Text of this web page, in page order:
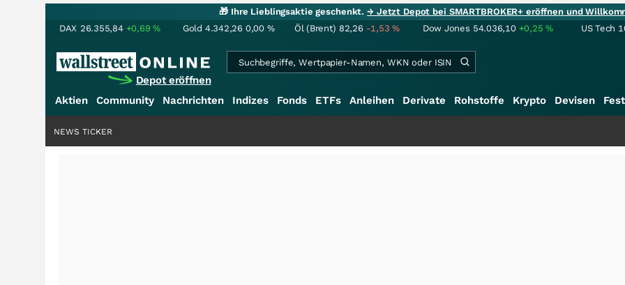
🎁 Ihre Lieblingsaktie geschenkt.→ Jetzt Depot bei SMARTBROKER+ eröffnen und
DAX 26.355,84 +0,69% Gold 4.342,26 0,00 % Öl (Brent) 82,26 -1,53% Dow Jones 54.036,10 +0,25% US Tech
Depot eröffnen
Aktien Community Nachrichten Indizes Fonds ETFs Anleihen Derivate Rohstoffe Krypto Devisen
NEWS TICKER